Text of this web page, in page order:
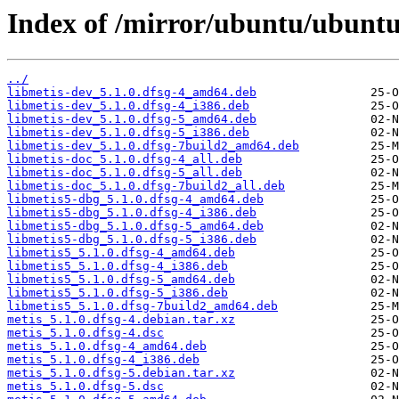
Index of /mirror/ubuntu/
../
libmetis-dev_5.1.0.dfsg-4_amd64.deb
libmetis-dev_5.1.0.dfsg-4_i386.deb
libmetis-dev_5.1.0.dfsg-5_amd64.deb
libmetis-dev_5.1.0.dfsg-5_i386.deb
libmetis-dev_5.1.0.dfsg-7build2_amd64.deb
libmetis-doc_5.1.0.dfsg-4_all.deb
libmetis-doc_5.1.0.dfsg-5_all.deb
libmetis-doc_5.1.0.dfsg-7build2_all.deb
libmetis5-dbg_5.1.0.dfsg-4_amd64.deb
libmetis5-dbg_5.1.0.dfsg-4_i386.deb
libmetis5-dbg_5.1.0.dfsg-5_amd64.deb
libmetis5-dbg_5.1.0.dfsg-5_i386.deb
libmetis5_5.1.0.dfsg-4_amd64.deb
libmetis5_5.1.0.dfsg-4_i386.deb
libmetis5_5.1.0.dfsg-5_amd64.deb
libmetis5_5.1.0.dfsg-5_i386.deb
libmetis5_5.1.0.dfsg-7build2_amd64.deb
metis_5.1.0.dfsg-4.debian.tar.xz
metis_5.1.0.dfsg-4.dsc
metis_5.1.0.dfsg-4_amd64.deb
metis_5.1.0.dfsg-4_i386.deb
metis_5.1.0.dfsg-5.debian.tar.xz
metis_5.1.0.dfsg-5.dsc